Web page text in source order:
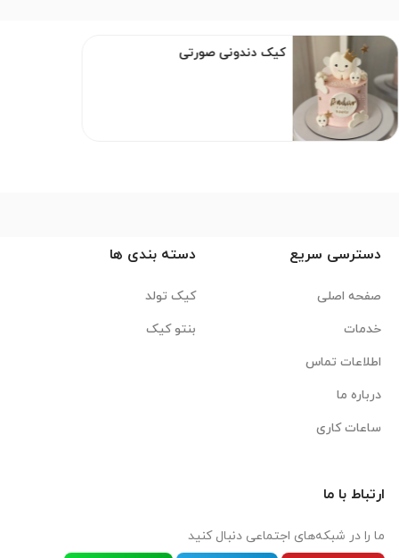
کیک دندونی صورتی
دسترسی سریع
صفحه اصلی
خدمات
اطلاعات تماس
درباره ما
ساعات کاری
دسته بندی ها
کیک تولد
بنتو کیک
ارتباط با ما
ما را در شبکه‌های اجتماعی دنبال کنید